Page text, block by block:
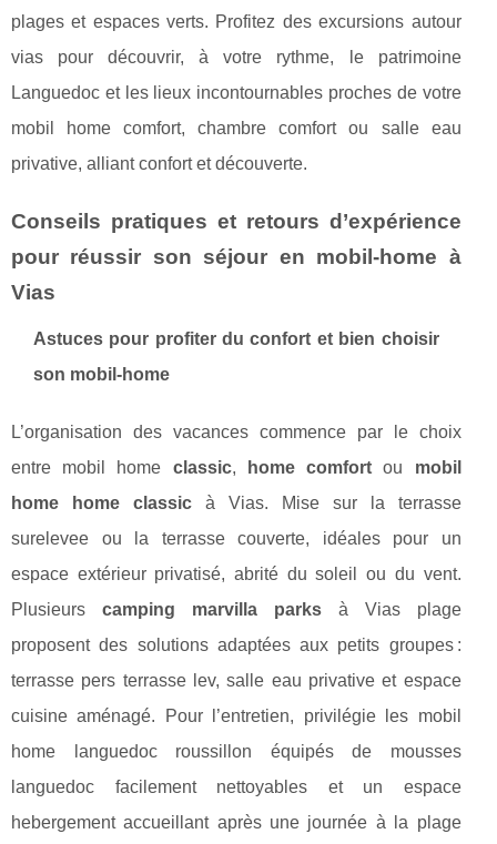
plages et espaces verts. Profitez des excursions autour
vias pour découvrir, à votre rythme, le patrimoine
Languedoc et les lieux incontournables proches de votre
mobil home comfort, chambre comfort ou salle eau
privative, alliant confort et découverte.
Conseils pratiques et retours d’expérience
pour réussir son séjour en mobil-home à
Vias
Astuces pour profiter du confort et bien choisir
son mobil-home
L’organisation des vacances commence par le choix
entre mobil home classic, home comfort ou mobil
home home classicà Vias. Mise sur la terrasse
surelevee ou la terrasse couverte, idéales pour un
espace extérieur privatisé, abrité du soleil ou du vent.
Plusieurs camping marvilla parksà Vias plage
proposent des solutions adaptées aux petits groupes :
terrasse pers terrasse lev, salle eau privative et espace
cuisine aménagé. Pour l’entretien, privilégie les mobil
home languedoc roussillon équipés de mousses
languedoc facilement nettoyables et un espace
hebergement accueillant après une journée à la plage